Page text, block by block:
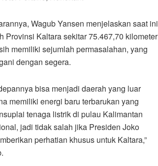
Wagub Yansen menjelaskan saat ini
Provinsi Kaltara sekitar 75.467,70 kilometer
memiliki sejumlah permasalahan, yang
dengan segera.
bisa menjadi daerah yang luar
memiliki energi baru terbarukan yang
tenaga listrik di pulau Kalimantan
jadi tidak salah jika Presiden Joko
perhatian khusus untuk Kaltara,”